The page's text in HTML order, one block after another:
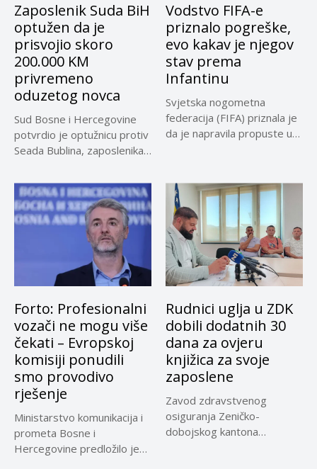
Zaposlenik Suda BiH
optužen da je
prisvojio skoro
200.000 KM
privremeno
oduzetog novca
Sud Bosne i Hercegovine
potvrdio je optužnicu protiv
Seada Bublina, zaposlenika
Vodstvo FIFA-e
priznalo pogreške,
evo kakav je njegov
stav prema
Infantinu
Svjetska nogometna
federacija (FIFA) priznala je
da je napravila propuste u
Forto: Profesionalni
vozači ne mogu više
čekati – Evropskoj
komisiji ponudili
smo provodivo
rješenje
Ministarstvo komunikacija i
prometa Bosne i
Hercegovine predložilo je
Rudnici uglja u ZDK
dobili dodatnih 30
dana za ovjeru
knjižica za svoje
zaposlene
Zavod zdravstvenog
osiguranja Zeničko-
dobojskog kantona